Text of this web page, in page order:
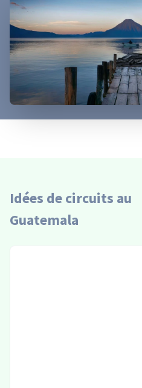
Idées de circuits au
Guatemala